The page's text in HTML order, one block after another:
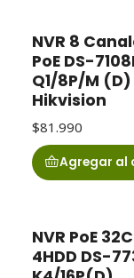
NVR 8
PoE DS-
Q1/8P/M (D)
Hikvision
$81.990
Agregar al
NVR PoE
4HDD DS-